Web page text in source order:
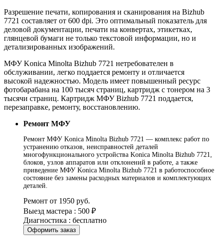
Разрешение печати, копирования и сканирования на Bizhub
7721 составляет от 600 dpi. Это оптимальный показатель для
деловой документации, печати на конвертах, этикетках,
глянцевой бумаги не только текстовой информации, но и
детализированных изображений.
МФУ Konica Minolta Bizhub 7721 нетребователен в
обслуживании, легко поддается ремонту и отличается
высокой надежностью. Модель имеет повышенный ресурс
фотобарабана на 100 тысяч страниц, картридж с тонером на 3
тысячи страниц. Картридж МФУ Bizhub 7721 поддается,
перезаправке, ремонту, восстановлению.
Ремонт МФУ
Ремонт МФУ Konica Minolta Bizhub 7721 — комплекс работ по
устранению отказов, неисправностей деталей
многофункционального устройства Konica Minolta Bizhub 7721,
блоков, узлов аппаратов или отклонений в работе, а также
приведение МФУ Konica Minolta Bizhub 7721 в работоспособное
состояние без замены расходных материалов и комплектующих
деталей.
Ремонт от 1950 руб.
Выезд мастера : 500 ₽
Диагностика : бесплатно
Оформить заказ